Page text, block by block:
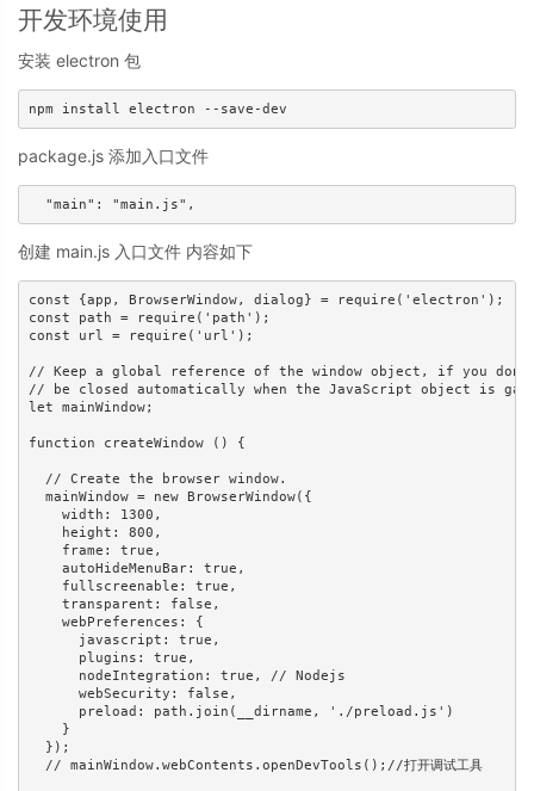
开发环境使用
安装 electron 包
package.js 添加入口文件
创建 main.js 入口文件 内容如下
const {app, BrowserWindow, dialog} = require('electron');
const path = require('path');
const url = require('url');
// Keep a global reference of the window object, if you
// be closed automatically when the JavaScript object is
let mainWindow;
function createWindow () {
  // Create the browser window.
  mainWindow = new BrowserWindow({
    width: 1300,
    height: 800,
    frame: true,
    autoHideMenuBar: true,
    fullscreenable: true,
    transparent: false,
    webPreferences: {
      javascript: true,
      plugins: true,
      nodeIntegration: true, // Nodejs
      webSecurity: false,
      preload: path.join(__dirname, './preload.js')
    }
  });
  // mainWindow.webContents.openDevTools();//打开调试工具